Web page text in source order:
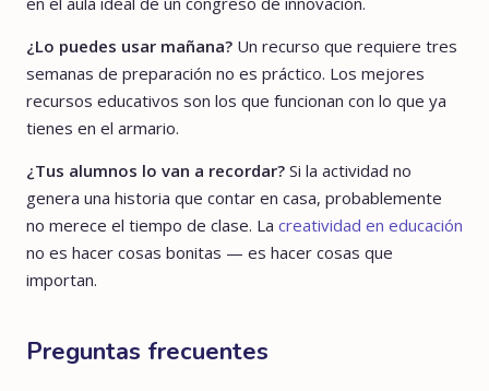
¿Lo puedes usar mañana? Un recurso que requiere tres
semanas de preparación no es práctico. Los mejores
recursos educativos son los que funcionan con lo que ya
tienes en el armario.
¿Tus alumnos lo van a recordar? Si la actividad no
genera una historia que contar en casa, probablemente
no merece el tiempo de clase. La creatividad en educación
no es hacer cosas bonitas — es hacer cosas que
importan.
Preguntas frecuentes